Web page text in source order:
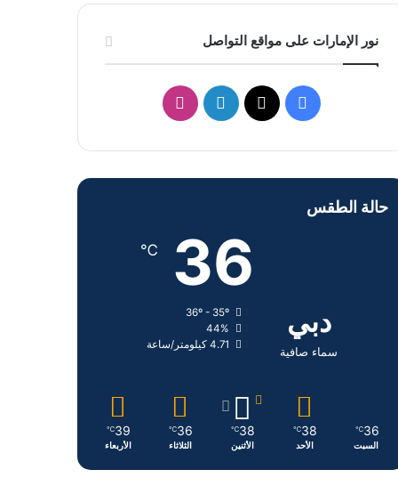
نور الإمارات على مواقع التواصل
س
ن
د
ن
س
م
حالة الطقس
دبي
سماء صافية
36
℃
44%
4.71 كيلومتر/ساعة
36
℃
السبت
38
℃
الأحد
38
℃
الأثنين
36
℃
الثلاثاء
39
℃
الأربعاء